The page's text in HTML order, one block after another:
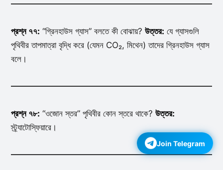
প্রশ্ন ৭৭: “গ্রিনহাউস গ্যাস” বলতে কী বোঝায়? উত্তর: যে গ্যাসগুলি
পৃথিবীর তাপমাত্রা বৃদ্ধি করে (যেমন CO₂, মিথেন) তাদের গ্রিনহাউস গ্যাস
বলে।
প্রশ্ন ৭৮: “ওজোন স্তর” পৃথিবীর কোন স্তরে থাকে? উত্তর:
স্ট্র্যাটোস্ফিয়ারে।
Join Telegram